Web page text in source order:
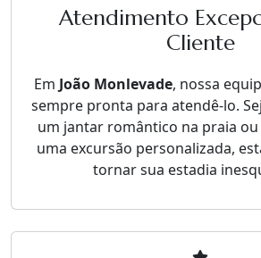
Atendimento
Cliente
Em João Monlevade, nossa
sempre pronta para atendê-lo.
um jantar romântico na praia
uma excursão personalizada,
tornar sua estadia